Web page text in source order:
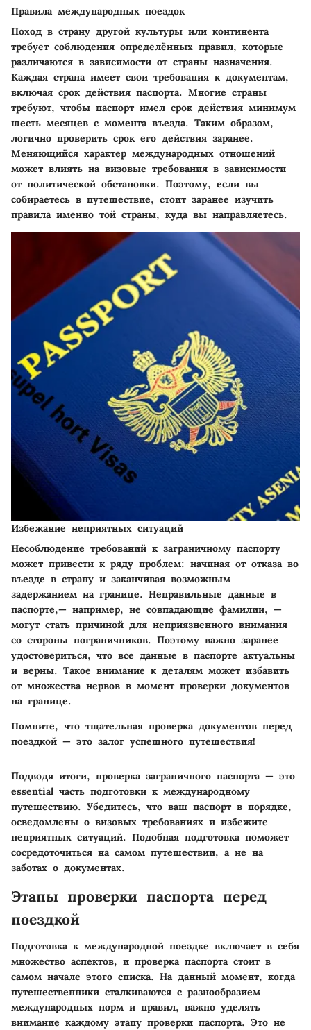
Правила международных поездок
Поход в страну другой культуры или континента
требует соблюдения определённых правил, которые
различаются в зависимости от страны назначения.
Каждая страна имеет свои требования к документам,
включая срок действия паспорта. Многие страны
требуют, чтобы паспорт имел срок действия минимум
шесть месяцев с момента въезда. Таким образом,
логично проверить срок его действия заранее.
Меняющийся характер международных отношений
может влиять на визовые требования в зависимости
от политической обстановки. Поэтому, если вы
собираетесь в путешествие, стоит заранее изучить
правила именно той страны, куда вы направляетесь.
Избежание неприятных ситуаций
Несоблюдение требований к заграничному паспорту
может привести к ряду проблем: начиная от отказа во
въезде в страну и заканчивая возможным
задержанием на границе. Неправильные данные в
паспорте,— например, не совпадающие фамилии, —
могут стать причиной для неприязненного внимания
со стороны пограничников. Поэтому важно заранее
удостовериться, что все данные в паспорте актуальны
и верны. Такое внимание к деталям может избавить
от множества нервов в момент проверки документов
на границе.
Помните, что тщательная проверка документов перед
поездкой — это залог успешного путешествия!
Подводя итоги, проверка заграничного паспорта — это
essential часть подготовки к международному
путешествию. Убедитесь, что ваш паспорт в порядке,
осведомлены о визовых требованиях и избежите
неприятных ситуаций. Подобная подготовка поможет
сосредоточиться на самом путешествии, а не на
заботах о документах.
Этапы проверки паспорта перед
поездкой
Подготовка к международной поездке включает в себя
множество аспектов, и проверка паспорта стоит в
самом начале этого списка. На данный момент, когда
путешественники сталкиваются с разнообразием
международных норм и правил, важно уделять
внимание каждому этапу проверки паспорта. Это не